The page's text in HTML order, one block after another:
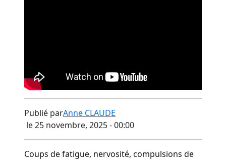
Publié parAnne CLAUDE
le 25 novembre, 2025 - 00:00
Coups de fatigue, nervosité, compulsions de